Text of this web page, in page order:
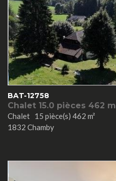
BAT-12758
Chalet 15.0 pièces 462 m
Chalet 15 pièce(s) 462 m²
1832 Chamby